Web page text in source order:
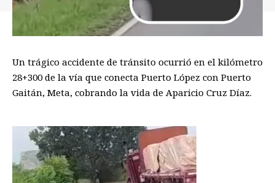
Un trágico accidente de tránsito ocurrió en el kilómetro
28+300 de la vía que conecta Puerto López con Puerto
Gaitán, Meta, cobrando la vida de Aparicio Cruz Díaz.